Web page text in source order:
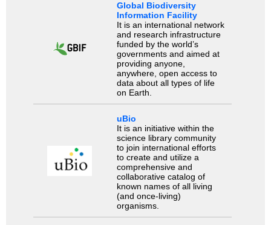
Global Biodiversity
Information Facility
It is an international network
and research infrastructure
funded by the world’s
governments and aimed at
providing anyone,
anywhere, open access to
data about all types of life
on Earth.
uBio
It is an initiative within the
science library community
to join international efforts
to create and utilize a
comprehensive and
collaborative catalog of
known names of all living
(and once-living)
organisms.